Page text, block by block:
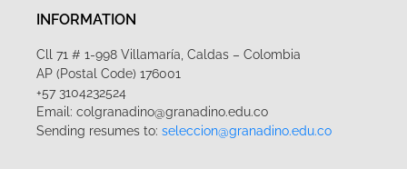
INFORMATION
Cll 71 # 1-998 Villamaría, Caldas – Colombia
AP (Postal Code) 176001
+57 3104232524
Email: colgranadino@granadino.edu.co
Sending resumes to: seleccion@granadino.edu.co